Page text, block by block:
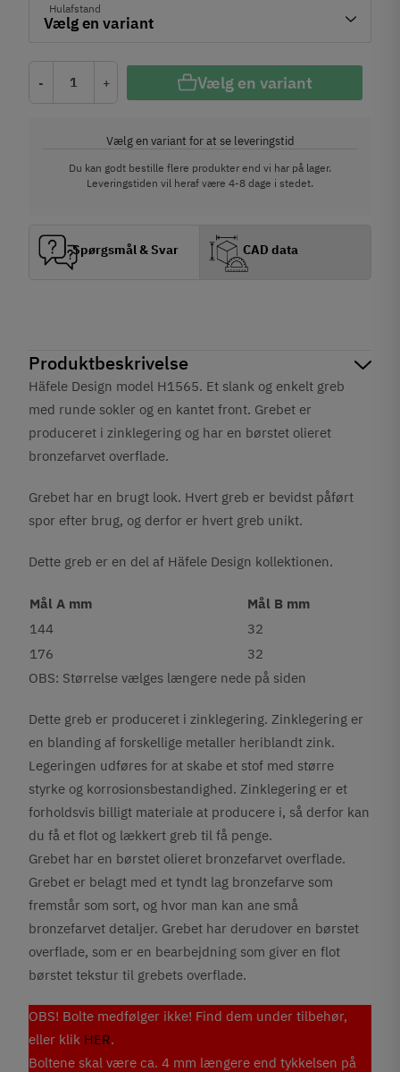
Produktbeskrivelse
Häfele Design model H1565. Et slank og enkelt greb
med runde sokler og en kantet front. Grebet er
produceret i zinklegering og har en børstet olieret
bronzefarvet overflade.
Grebet har en brugt look. Hvert greb er bevidst påført
spor efter brug, og derfor er hvert greb unikt.
Dette greb er en del af Häfele Design kollektionen.
Mål A mm
Mål B mm
144
32
176
32
OBS: Størrelse vælges længere nede på siden
Dette greb er produceret i zinklegering. Zinklegering er
en blanding af forskellige metaller heriblandt zink.
Legeringen udføres for at skabe et stof med større
styrke og korrosionsbestandighed. Zinklegering er et
forholdsvis billigt materiale at producere i, så derfor kan
du få et flot og lækkert greb til få penge.
Grebet har en børstet olieret bronzefarvet overflade.
Grebet er belagt med et tyndt lag bronzefarve som
fremstår som sort, og hvor man kan ane små
bronzefarvet detaljer. Grebet har derudover en børstet
overflade, som er en bearbejdning som giver en flot
børstet tekstur til grebets overflade.
OBS! Bolte medfølger ikke! Find dem under tilbehør,
eller klik HER.
Boltene skal være ca. 4 mm længere end tykkelsen på
Hulafstand
- + Vælg en variant
Vælg en variant for at se leveringstid
Du kan godt bestille flere produkter end vi har på lager.
Leveringstiden vil heraf være 4-8 dage i stedet.
Spørgsmål & Svar CAD data